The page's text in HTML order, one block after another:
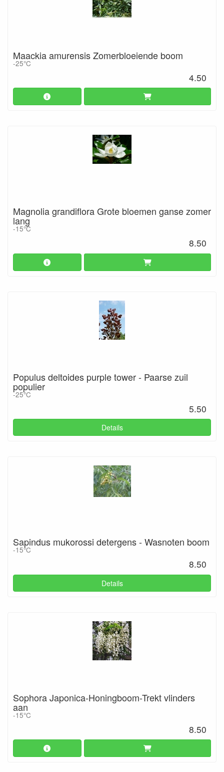
Maackia amurensis Zomerbloeiende boom
-25°C
4.50
Magnolia grandiflora Grote bloemen ganse zomer
lang
-15°C
8.50
Populus deltoides purple tower - Paarse zuil
populier
-25°C
5.50
Details
Sapindus mukorossi detergens - Wasnoten boom
-15°C
8.50
Details
Sophora Japonica-Honingboom-Trekt vlinders
aan
-15°C
8.50